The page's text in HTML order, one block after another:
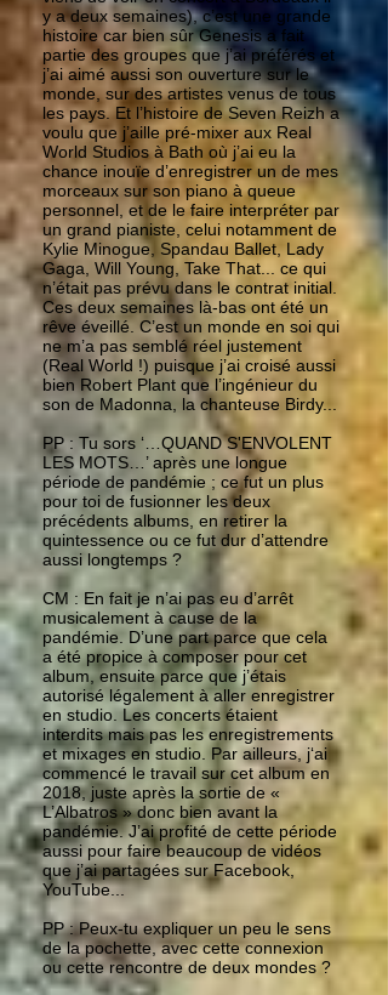
y a deux semaines), c’est une grande
histoire car bien sûr Genesis a fait
partie des groupes que j’ai préférés et
j’ai aimé aussi son ouverture sur le
monde, sur des artistes venus de tous
les pays. Et l’histoire de Seven Reizh a
voulu que j’aille pré-mixer aux Real
World Studios à Bath où j’ai eu la
chance inouïe d’enregistrer un de mes
morceaux sur son piano à queue
personnel, et de le faire interpréter par
un grand pianiste, celui notamment de
Kylie Minogue, Spandau Ballet, Lady
Gaga, Will Young, Take That... ce qui
n’était pas prévu dans le contrat initial.
Ces deux semaines là-bas ont été un
rêve éveillé. C’est un monde en soi qui
ne m’a pas semblé réel justement
(Real World !) puisque j’ai croisé aussi
bien Robert Plant que l’ingénieur du
son de Madonna, la chanteuse Birdy...
PP : Tu sors ‘…QUAND S'ENVOLENT
LES MOTS…’ après une longue
période de pandémie ; ce fut un plus
pour toi de fusionner les deux
précédents albums, en retirer la
quintessence ou ce fut dur d’attendre
aussi longtemps ?
CM : En fait je n’ai pas eu d’arrêt
musicalement à cause de la
pandémie. D’une part parce que cela
a été propice à composer pour cet
album, ensuite parce que j’étais
autorisé légalement à aller enregistrer
en studio. Les concerts étaient
interdits mais pas les enregistrements
et mixages en studio. Par ailleurs, j‘ai
commencé le travail sur cet album en
2018, juste après la sortie de «
L’Albatros » donc bien avant la
pandémie. J’ai profité de cette période
aussi pour faire beaucoup de vidéos
que j’ai partagées sur Facebook,
YouTube...
PP : Peux-tu expliquer un peu le sens
de la pochette, avec cette connexion
ou cette rencontre de deux mondes ?